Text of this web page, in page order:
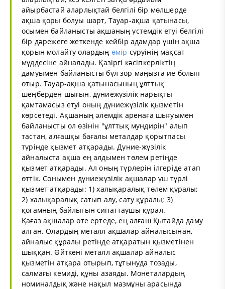
айырбастай аларлықтай белгілі бір мөлшерде
ақша қоры болуы шарт, Тауар-ақша қатынасы,
осымен байланысты ақшаның үстемдік етуі белгілі
бір дәрежеге жеткенде кейбір адамдар үшін ақша
қорын молайту олардың өмір сүруінің мақсат
мүддесіне айналады. Қазіргі кәсіпкерліктің
дамуымен байланысты бұл зор маңызға ие болып
отыр. Тауар-ақша қатынасының ұлттық
шеңберден шығын, дүниежүзілік нарықты
қамтамасыз етуі оның дүниежүзілік қызметін
көрсетеді. Ақшаның әлемдік аренаға шығуымен
байланысты ол өзінін "ұлттық мундирін" алып
тастан, алғашқы бағалы металдар қорытпасы
түрінде қызмет атқарады. Дүние-жүзілік
айналыста ақша ең алдымен төлем ретіңде
қызмет атқарады. Ал оның түрлерін ілгеріде атап
өттік. Сонымен дүниежүзілік ақшалар үш түрлі
қызмет атқарады: 1) халықаралық төлем құралы;
2) халықаралық сатып алу, сату құралы; 3)
қоғамның байлығын сипаттаушы құрал.
Қағаз ақшалар өте ертеде, ең алғаш Қытайда даму
алған. Олардың металл ақшалар айналысынан,
айналыс құралы ретінде атқаратын қызметінен
шыққан. Өйткені металл ақшалар айналыс
қызметін атқара отырып, тұтынуда тозады,
салмағы кемиді, құны азаяды. Монеталардың
номиналдық және нақыл мазмұны арасында